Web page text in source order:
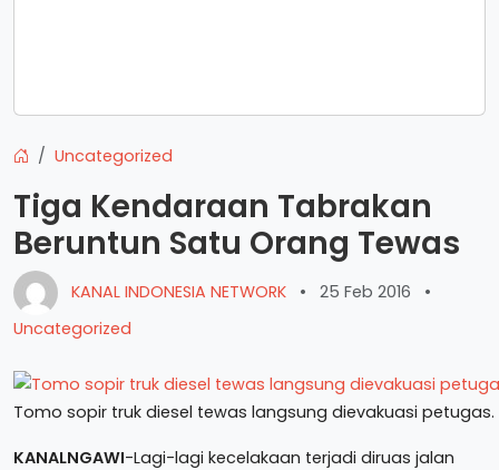
Uncategorized
Tiga Kendaraan Tabrakan
Beruntun Satu Orang Tewas
KANAL INDONESIA NETWORK • 25 Feb 2016
•
Uncategorized
Tomo sopir truk diesel tewas langsung dievakuasi petugas.
KANALNGAWI-Lagi-lagi kecelakaan terjadi diruas jalan